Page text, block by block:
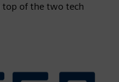
top of the two tech